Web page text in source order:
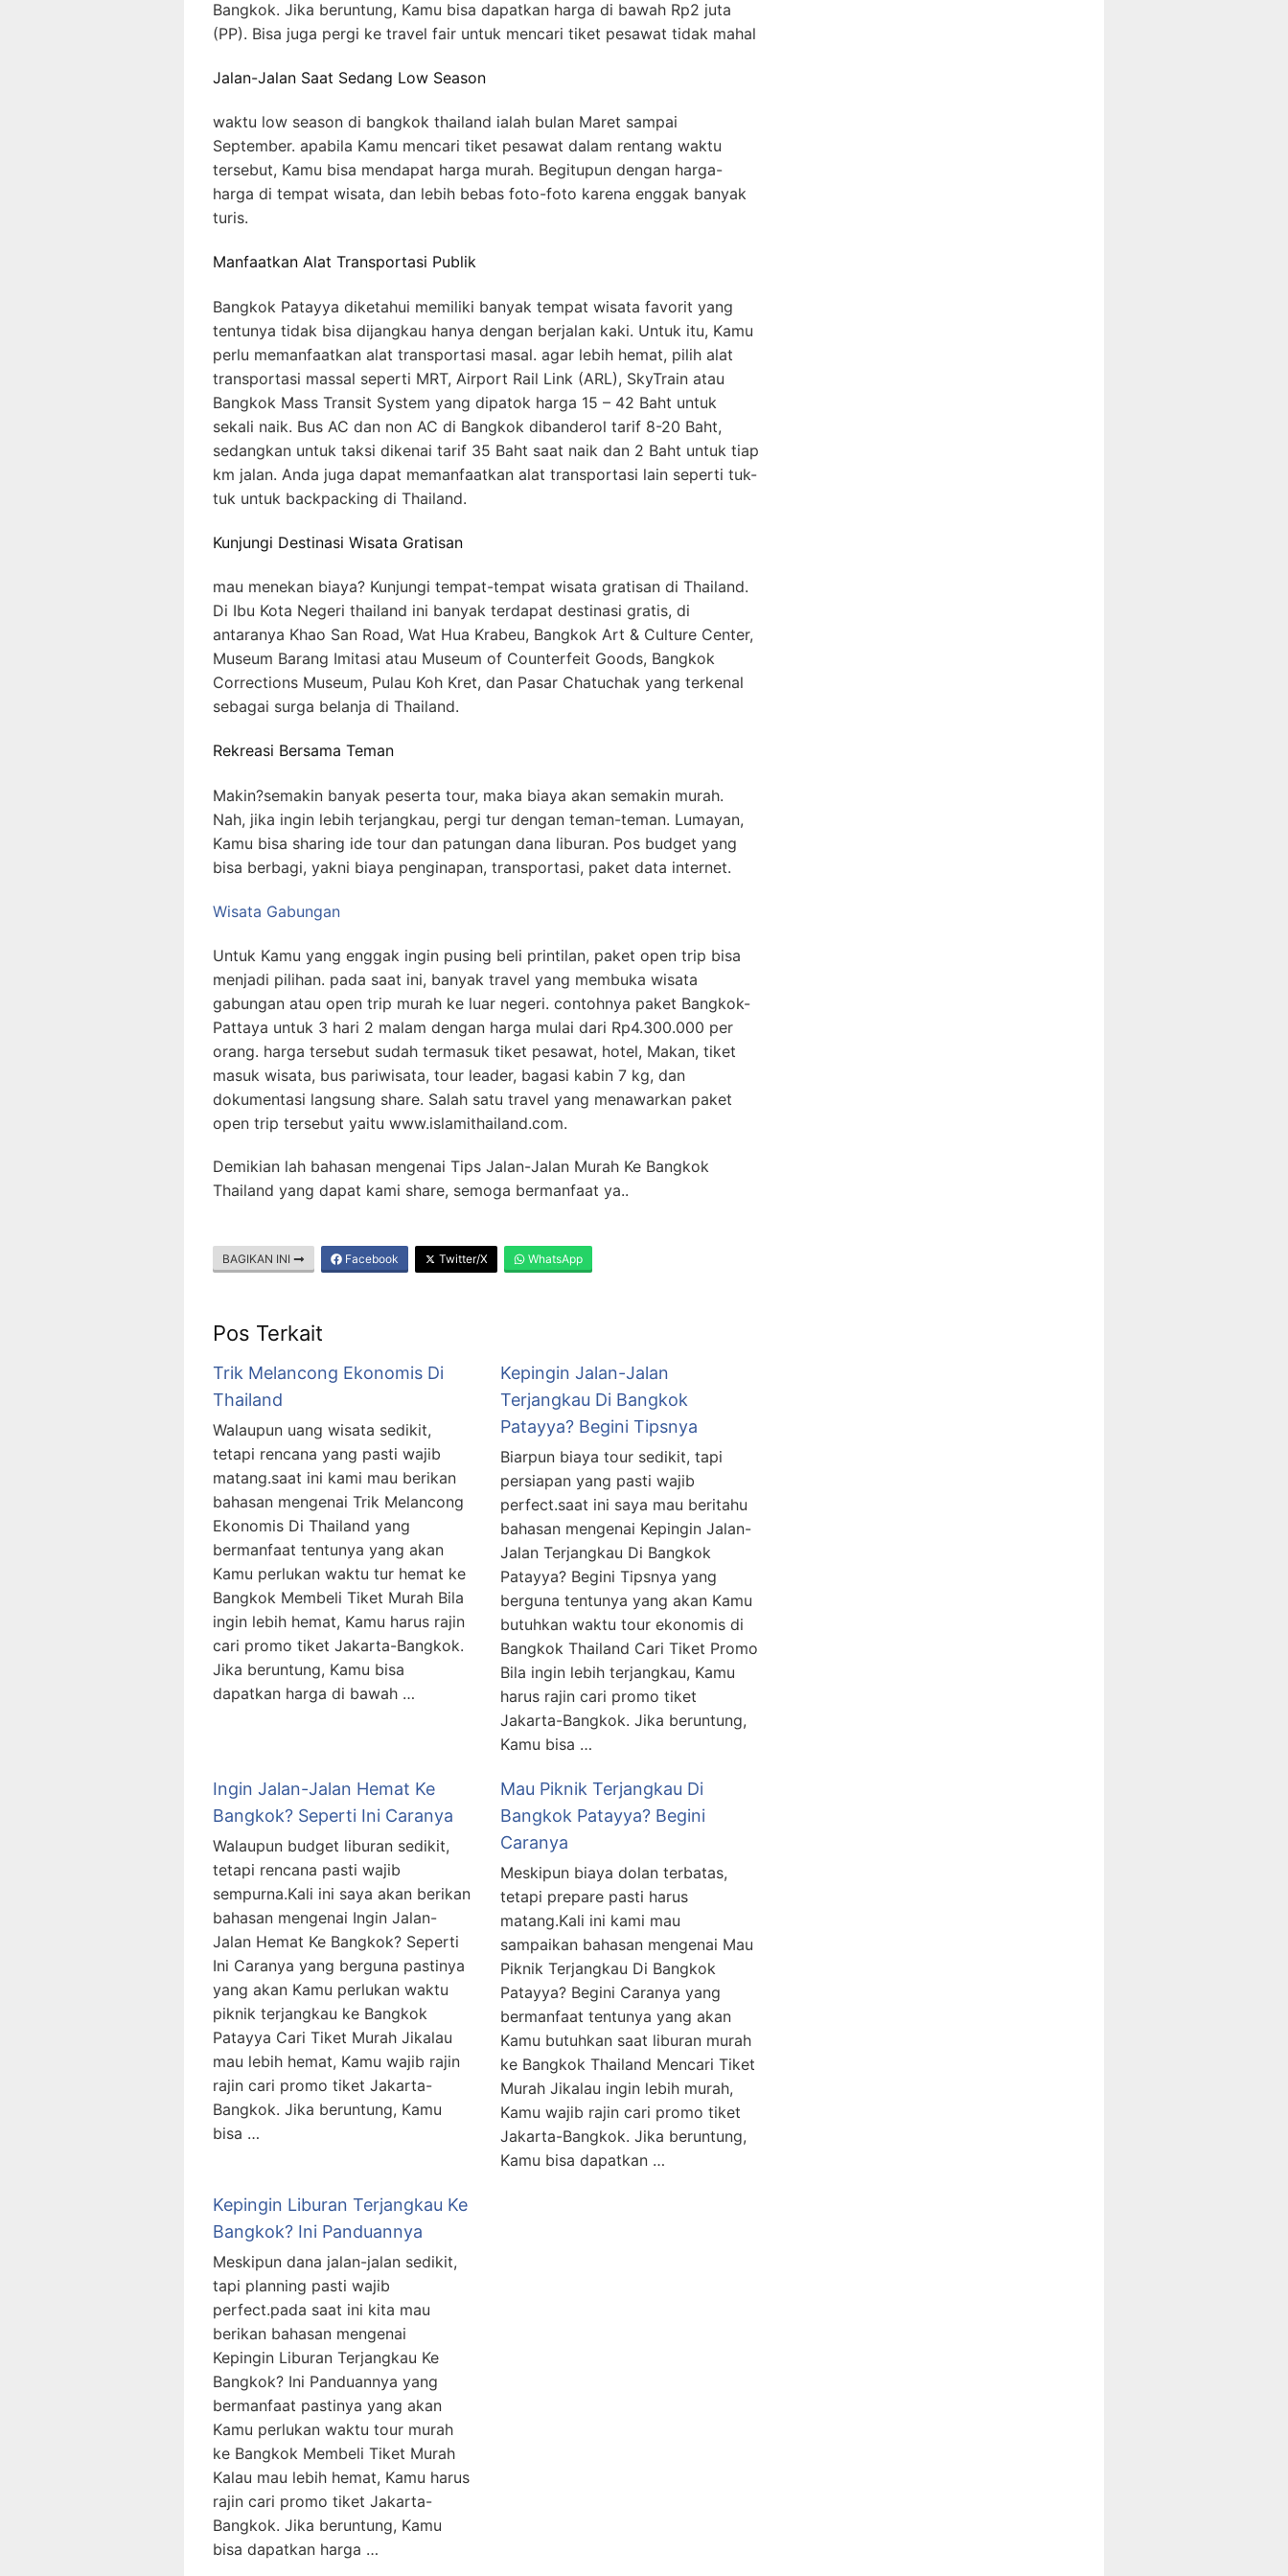
Bangkok. Jika beruntung, Kamu bisa dapatkan harga di bawah Rp2 juta
(PP). Bisa juga pergi ke travel fair untuk mencari tiket pesawat tidak mahal
Jalan-Jalan Saat Sedang Low Season
waktu low season di bangkok thailand ialah bulan Maret sampai
September. apabila Kamu mencari tiket pesawat dalam rentang waktu
tersebut, Kamu bisa mendapat harga murah. Begitupun dengan harga-
harga di tempat wisata, dan lebih bebas foto-foto karena enggak banyak
turis.
Manfaatkan Alat Transportasi Publik
Bangkok Patayya diketahui memiliki banyak tempat wisata favorit yang
tentunya tidak bisa dijangkau hanya dengan berjalan kaki. Untuk itu, Kamu
perlu memanfaatkan alat transportasi masal. agar lebih hemat, pilih alat
transportasi massal seperti MRT, Airport Rail Link (ARL), SkyTrain atau
Bangkok Mass Transit System yang dipatok harga 15 – 42 Baht untuk
sekali naik. Bus AC dan non AC di Bangkok dibanderol tarif 8-20 Baht,
sedangkan untuk taksi dikenai tarif 35 Baht saat naik dan 2 Baht untuk tiap
km jalan. Anda juga dapat memanfaatkan alat transportasi lain seperti tuk-
tuk untuk backpacking di Thailand.
Kunjungi Destinasi Wisata Gratisan
mau menekan biaya? Kunjungi tempat-tempat wisata gratisan di Thailand.
Di Ibu Kota Negeri thailand ini banyak terdapat destinasi gratis, di
antaranya Khao San Road, Wat Hua Krabeu, Bangkok Art & Culture Center,
Museum Barang Imitasi atau Museum of Counterfeit Goods, Bangkok
Corrections Museum, Pulau Koh Kret, dan Pasar Chatuchak yang terkenal
sebagai surga belanja di Thailand.
Rekreasi Bersama Teman
Makin?semakin banyak peserta tour, maka biaya akan semakin murah.
Nah, jika ingin lebih terjangkau, pergi tur dengan teman-teman. Lumayan,
Kamu bisa sharing ide tour dan patungan dana liburan. Pos budget yang
bisa berbagi, yakni biaya penginapan, transportasi, paket data internet.
Wisata Gabungan
Untuk Kamu yang enggak ingin pusing beli printilan, paket open trip bisa
menjadi pilihan. pada saat ini, banyak travel yang membuka wisata
gabungan atau open trip murah ke luar negeri. contohnya paket Bangkok-
Pattaya untuk 3 hari 2 malam dengan harga mulai dari Rp4.300.000 per
orang. harga tersebut sudah termasuk tiket pesawat, hotel, Makan, tiket
masuk wisata, bus pariwisata, tour leader, bagasi kabin 7 kg, dan
dokumentasi langsung share. Salah satu travel yang menawarkan paket
open trip tersebut yaitu www.islamithailand.com.
Demikian lah bahasan mengenai Tips Jalan-Jalan Murah Ke Bangkok
Thailand yang dapat kami share, semoga bermanfaat ya..
BAGIKAN INI Facebook Twitter/X WhatsApp
Pos Terkait
Trik Melancong Ekonomis Di
Thailand
Walaupun uang wisata sedikit,
tetapi rencana yang pasti wajib
matang.saat ini kami mau berikan
bahasan mengenai Trik Melancong
Ekonomis Di Thailand yang
bermanfaat tentunya yang akan
Kamu perlukan waktu tur hemat ke
Bangkok Membeli Tiket Murah Bila
ingin lebih hemat, Kamu harus rajin
cari promo tiket Jakarta-Bangkok.
Jika beruntung, Kamu bisa
dapatkan harga di bawah …
Kepingin Jalan-Jalan
Terjangkau Di Bangkok
Patayya? Begini Tipsnya
Biarpun biaya tour sedikit, tapi
persiapan yang pasti wajib
perfect.saat ini saya mau beritahu
bahasan mengenai Kepingin Jalan-
Jalan Terjangkau Di Bangkok
Patayya? Begini Tipsnya yang
berguna tentunya yang akan Kamu
butuhkan waktu tour ekonomis di
Bangkok Thailand Cari Tiket Promo
Bila ingin lebih terjangkau, Kamu
harus rajin cari promo tiket
Jakarta-Bangkok. Jika beruntung,
Kamu bisa …
Ingin Jalan-Jalan Hemat Ke
Bangkok? Seperti Ini Caranya
Walaupun budget liburan sedikit,
tetapi rencana pasti wajib
sempurna.Kali ini saya akan berikan
bahasan mengenai Ingin Jalan-
Jalan Hemat Ke Bangkok? Seperti
Ini Caranya yang berguna pastinya
yang akan Kamu perlukan waktu
piknik terjangkau ke Bangkok
Patayya Cari Tiket Murah Jikalau
mau lebih hemat, Kamu wajib rajin
rajin cari promo tiket Jakarta-
Bangkok. Jika beruntung, Kamu
bisa …
Mau Piknik Terjangkau Di
Bangkok Patayya? Begini
Caranya
Meskipun biaya dolan terbatas,
tetapi prepare pasti harus
matang.Kali ini kami mau
sampaikan bahasan mengenai Mau
Piknik Terjangkau Di Bangkok
Patayya? Begini Caranya yang
bermanfaat tentunya yang akan
Kamu butuhkan saat liburan murah
ke Bangkok Thailand Mencari Tiket
Murah Jikalau ingin lebih murah,
Kamu wajib rajin cari promo tiket
Jakarta-Bangkok. Jika beruntung,
Kamu bisa dapatkan …
Kepingin Liburan Terjangkau Ke
Bangkok? Ini Panduannya
Meskipun dana jalan-jalan sedikit,
tapi planning pasti wajib
perfect.pada saat ini kita mau
berikan bahasan mengenai
Kepingin Liburan Terjangkau Ke
Bangkok? Ini Panduannya yang
bermanfaat pastinya yang akan
Kamu perlukan waktu tour murah
ke Bangkok Membeli Tiket Murah
Kalau mau lebih hemat, Kamu harus
rajin cari promo tiket Jakarta-
Bangkok. Jika beruntung, Kamu
bisa dapatkan harga …